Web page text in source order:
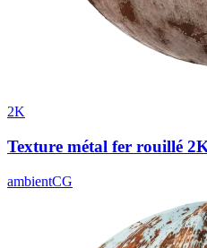
2K
Texture métal fer rouillé 2K
ambientCG